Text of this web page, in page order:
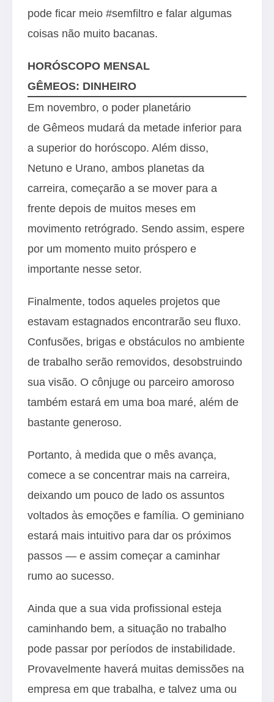
pode ficar meio #semfiltro e falar algumas
coisas não muito bacanas.
HORÓSCOPO MENSAL
GÊMEOS: DINHEIRO
Em novembro, o poder planetário
de Gêmeos mudará da metade inferior para
a superior do horóscopo. Além disso,
Netuno e Urano, ambos planetas da
carreira, começarão a se mover para a
frente depois de muitos meses em
movimento retrógrado. Sendo assim, espere
por um momento muito próspero e
importante nesse setor.
Finalmente, todos aqueles projetos que
estavam estagnados encontrarão seu fluxo.
Confusões, brigas e obstáculos no ambiente
de trabalho serão removidos, desobstruindo
sua visão. O cônjuge ou parceiro amoroso
também estará em uma boa maré, além de
bastante generoso.
Portanto, à medida que o mês avança,
comece a se concentrar mais na carreira,
deixando um pouco de lado os assuntos
voltados às emoções e família. O geminiano
estará mais intuitivo para dar os próximos
passos — e assim começar a caminhar
rumo ao sucesso.
Ainda que a sua vida profissional esteja
caminhando bem, a situação no trabalho
pode passar por períodos de instabilidade.
Provavelmente haverá muitas demissões na
empresa em que trabalha, e talvez uma ou